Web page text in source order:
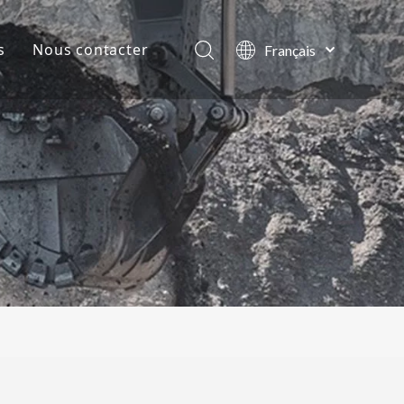
de la société
Nous contacter
Français
English
العربية
Pусский
Español
Português